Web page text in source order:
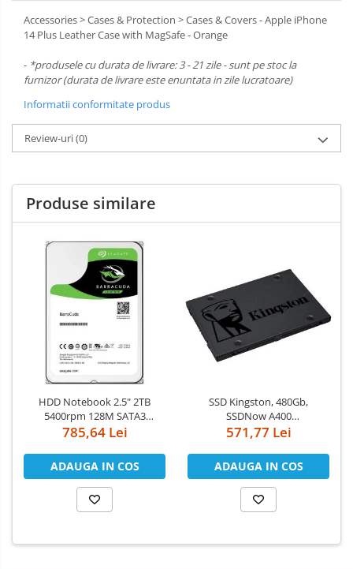
Accessories > Cases & Protection > Cases & Covers - Apple iPhone
14 Plus Leather Case with MagSafe - Orange
- *produsele cu durata de livrare: 3 - 21 zile - sunt pe stoc la
furnizor (durata de livrare este enuntata in zile lucratoare)
Informatii conformitate produs
Review-uri(0)
Produse similare
HDD Notebook 2.5" 2TB
5400rpm 128M SATA3
SEAGATE
785,64 Lei
ADAUGA IN COS
SSD Kingston, 480Gb,
SSDNow A400
"SA400S37/480G"
571,77 Lei
ADAUGA IN COS